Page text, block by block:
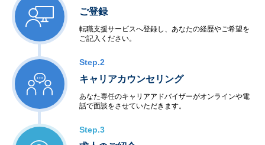
ご登録
転職支援サービスへ登録し、あなたの経歴やご希望を
ご記入ください。
Step.2
キャリアカウンセリング
あなた専任のキャリアアドバイザーがオンラインや電
話で面談をさせていただきます。
Step.3